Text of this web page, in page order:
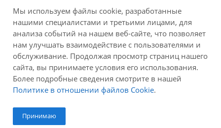
+7 (8482) 622-122 avtovs@yandex.ru
г. Тольятти, ул. Офицерская 14, ГСК "Пламя", 4
этаж, офис 476
Оставайтесь на связи
Мы используем файлы cookie, разработанные
нашими специалистами и третьими лицами, для
анализа событий на нашем веб-сайте, что позволяет
нам улучшать взаимодействие с пользователями и
обслуживание. Продолжая просмотр страниц нашего
сайта, вы принимаете условия его использования.
Более подробные сведения смотрите в нашей
Политике в отношении файлов Cookie.
Принимаю